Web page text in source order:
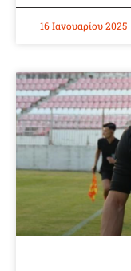
16 Ιανουαρίου 2025